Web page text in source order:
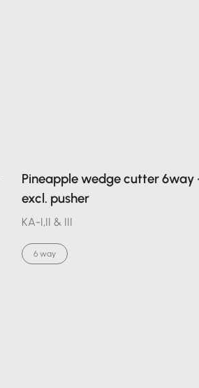
Pineapple wedge cutter 6way
excl. pusher
KA-I,II & III
6 way